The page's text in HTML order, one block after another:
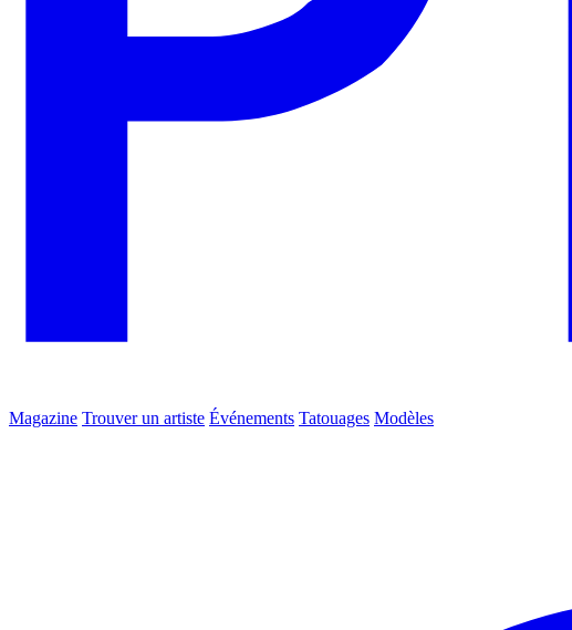
Magazine Trouver un artiste Événements Tatouages Modèles